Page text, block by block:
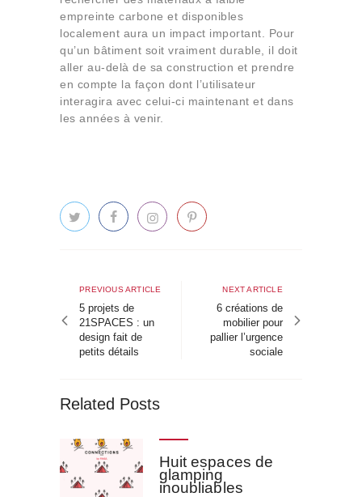
empreinte carbone et disponibles
localement aura un impact important. Pour
qu’un bâtiment soit vraiment durable, il doit
aller au-delà de sa construction et prendre
en compte la façon dont l’utilisateur
interagira avec celui-ci maintenant et dans
les années à venir.
de
l’article
Previous
article
PREVIOUS ARTICLE
5 projets de
21SPACES : un
design fait de
petits détails
Next
article
NEXT ARTICLE
6 créations de
mobilier pour
pallier l’urgence
sociale
Related Posts
Huit espaces de
glamping
inoubliables